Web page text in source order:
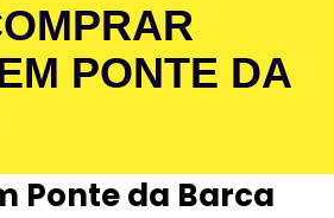
PONTE DA
Ponte da Barca